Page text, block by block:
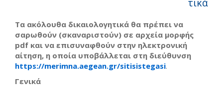
τικά
Τα ακόλουθα δικαιολογητικά θα πρέπει να
σαρωθούν (σκαναριστούν) σε αρχεία μορφής
pdf και να επισυναφθούν στην ηλεκτρονική
αίτηση, η οποία υποβάλλεται στη διεύθυνση
https://merimna.aegean.gr/sitisistegasi.
Γενικά